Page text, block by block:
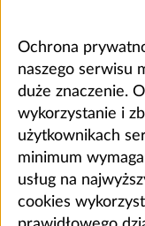
Ochrona
naszego serwisu
duże znaczenie.
wykorzystanie i
użytkownikach
minimum
usług na
cookies